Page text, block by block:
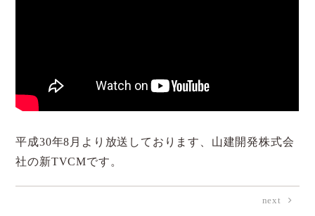
平成30年8月より放送しております、山建開発株式会
社の新TVCMです。
next